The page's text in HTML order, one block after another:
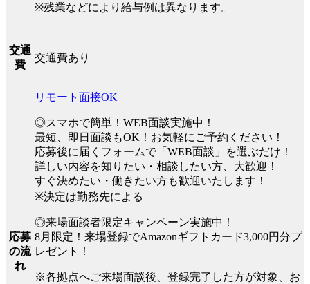
※残業などにより給与例は異なります。
交通
費
交通費あり
応募
の流
れ
リモート面接OK
◎スマホで簡単！WEB面談実施中！
最短、即日面談もOK！お気軽にご予約ください！
応募後に届くフォームで「WEB面談」を選ぶだけ！
詳しい内容を知りたい・相談したい方、大歓迎！
すぐ決めたい・働きたい方も歓迎いたします！
※決定は勤務先による
◎来場面談者限定キャンペーン実施中！
8月限定！来場登録でAmazonギフトカード3,000円分プ
レゼント！
※各拠点へご来場面談後、登録完了した方が対象、お